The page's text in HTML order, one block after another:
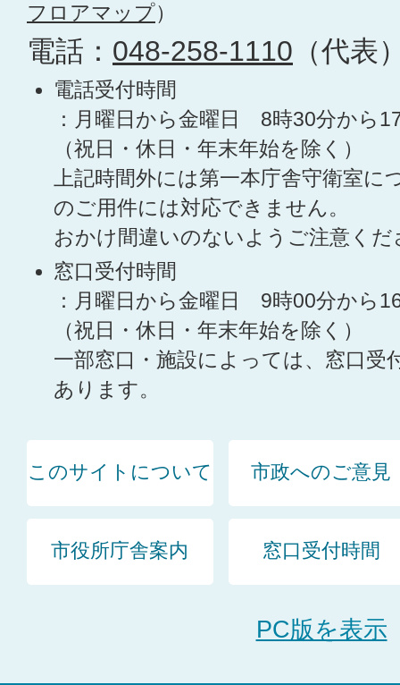
フロアマップ）
電話： 048-258-1110 （代表
電話受付時間
：月曜日から金曜日 8時30分から
（祝日・休日・年末年始を除く）
上記時間外には第一本庁舎守衛室に
のご用件には対応できません。
おかけ間違いのないようご注意くだ
窓口受付時間
：月曜日から金曜日 9時00分から
（祝日・休日・年末年始を除く）
一部窓口・施設によっては、窓口受
あります。
このサイトについて 市政へのご意見
市役所庁舎案内 窓口受付時間
PC版を表示